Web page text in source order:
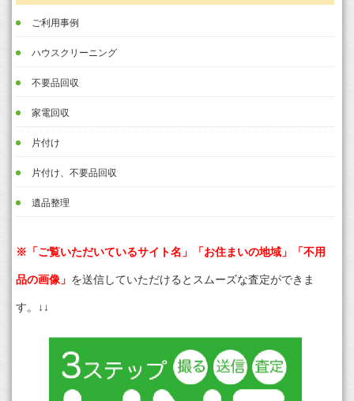
ご利用事例
ハウスクリーニング
不要品回収
家電回収
片付け
片付け、不要品回収
遺品整理
※「ご覧いただいているサイト名」「お住まいの地域」「不用
品の画像」 を送信していただけるとスムーズな査定ができま
す。↓↓